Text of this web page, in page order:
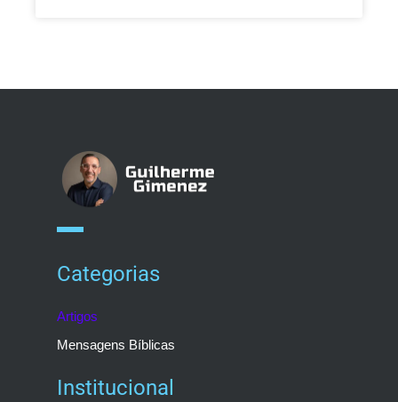
Categorias
Artigos
Mensagens Bíblicas
Institucional